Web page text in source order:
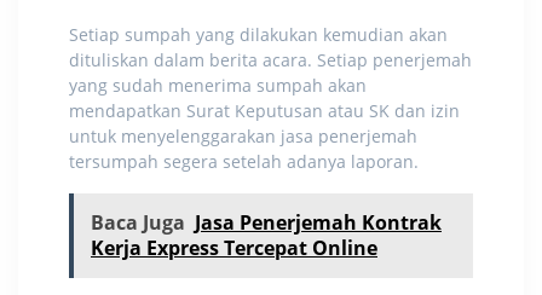
Setiap sumpah yang dilakukan kemudian akan
dituliskan dalam berita acara. Setiap penerjemah
yang sudah menerima sumpah akan
mendapatkan Surat Keputusan atau SK dan izin
untuk menyelenggarakan jasa penerjemah
tersumpah segera setelah adanya laporan.
Baca Juga Jasa Penerjemah Kontrak
Kerja Express Tercepat Online